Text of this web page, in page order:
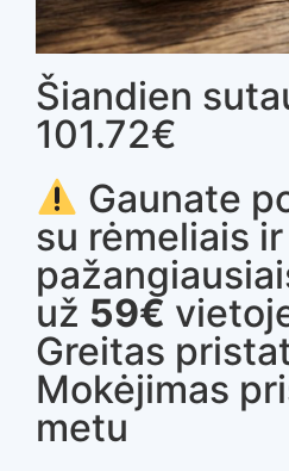
Šiandien
101.72€
Gaunate
su rėmeliais ir
už 59€
Greitas
Mokėjimas
metu